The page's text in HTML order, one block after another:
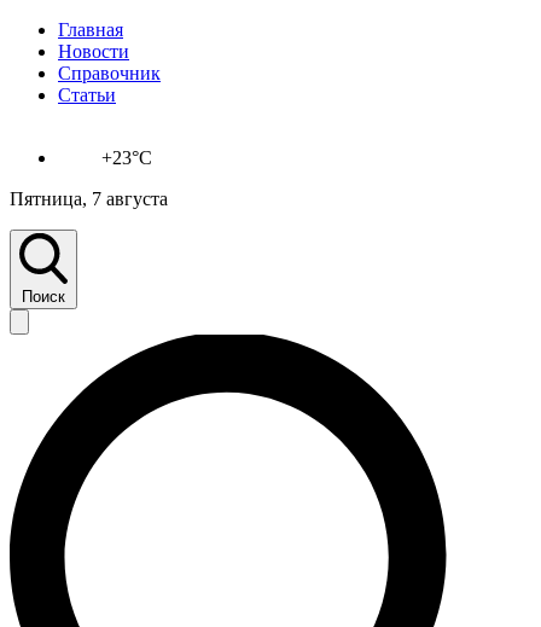
Главная
Новости
Справочник
Статьи
+23°C
Пятница, 7 августа
Поиск